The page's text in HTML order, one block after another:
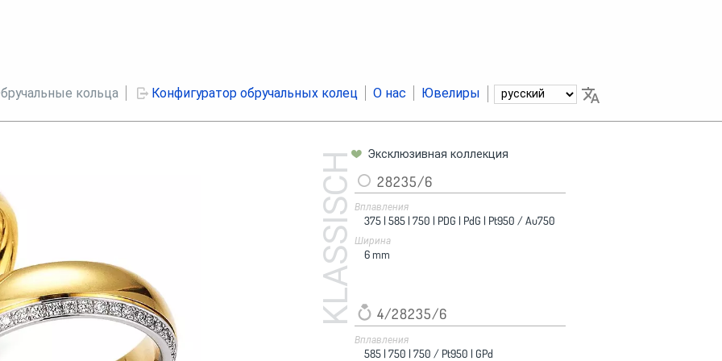
кольца Конфигуратор обручальных колец О нас Ювелиры
KLASSISCH Эксклюзивная коллекция
28235/6
Вплавления
375 | 585 | 750 | PDG | PdG | Pt950 / Au750
Ширина
6 mm
4/28235/6
Вплавления
585 | 750 | 750 / Pt950 | GPd